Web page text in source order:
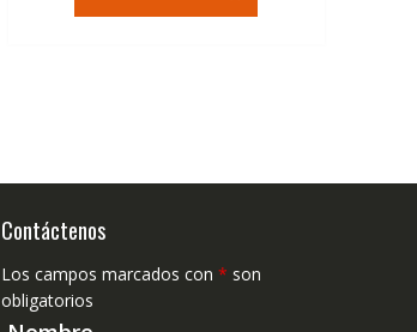
era:
es:
Contáctenos
Los campos marcados con * son
obligatorios